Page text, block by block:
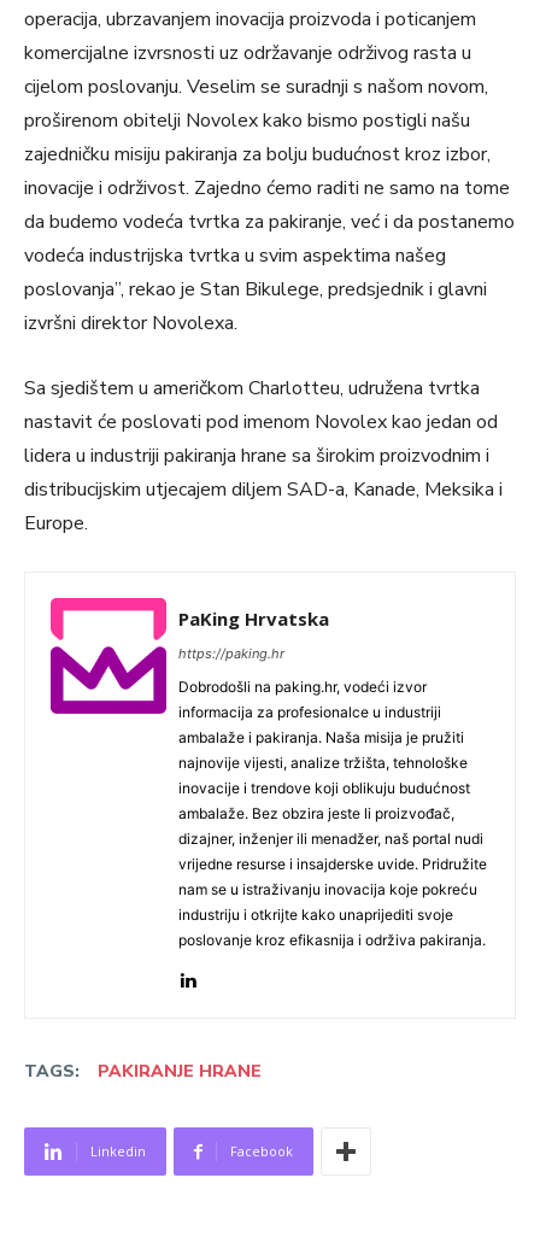
operacija, ubrzavanjem inovacija proizvoda i poticanjem
komercijalne izvrsnosti uz održavanje održivog rasta u
cijelom poslovanju. Veselim se suradnji s našom novom,
proširenom obitelji Novolex kako bismo postigli našu
zajedničku misiju pakiranja za bolju budućnost kroz izbor,
inovacije i održivost. Zajedno ćemo raditi ne samo na tome
da budemo vodeća tvrtka za pakiranje, već i da postanemo
vodeća industrijska tvrtka u svim aspektima našeg
poslovanja”, rekao je Stan Bikulege, predsjednik i glavni
izvršni direktor Novolexa.
Sa sjedištem u američkom Charlotteu, udružena tvrtka
nastavit će poslovati pod imenom Novolex kao jedan od
lidera u industriji pakiranja hrane sa širokim proizvodnim i
distribucijskim utjecajem diljem SAD-a, Kanade, Meksika i
Europe.
PaKing Hrvatska
https://paking.hr
Dobrodošli na paking.hr, vodeći izvor
informacija za profesionalce u industriji
ambalaže i pakiranja. Naša misija je pružiti
najnovije vijesti, analize tržišta, tehnološke
inovacije i trendove koji oblikuju budućnost
ambalaže. Bez obzira jeste li proizvođač,
dizajner, inženjer ili menadžer, naš portal nudi
vrijedne resurse i insajderske uvide. Pridružite
nam se u istraživanju inovacija koje pokreću
industriju i otkrijte kako unaprijediti svoje
poslovanje kroz efikasnija i održiva pakiranja.
TAGS: PAKIRANJE HRANE
Linkedin Facebook